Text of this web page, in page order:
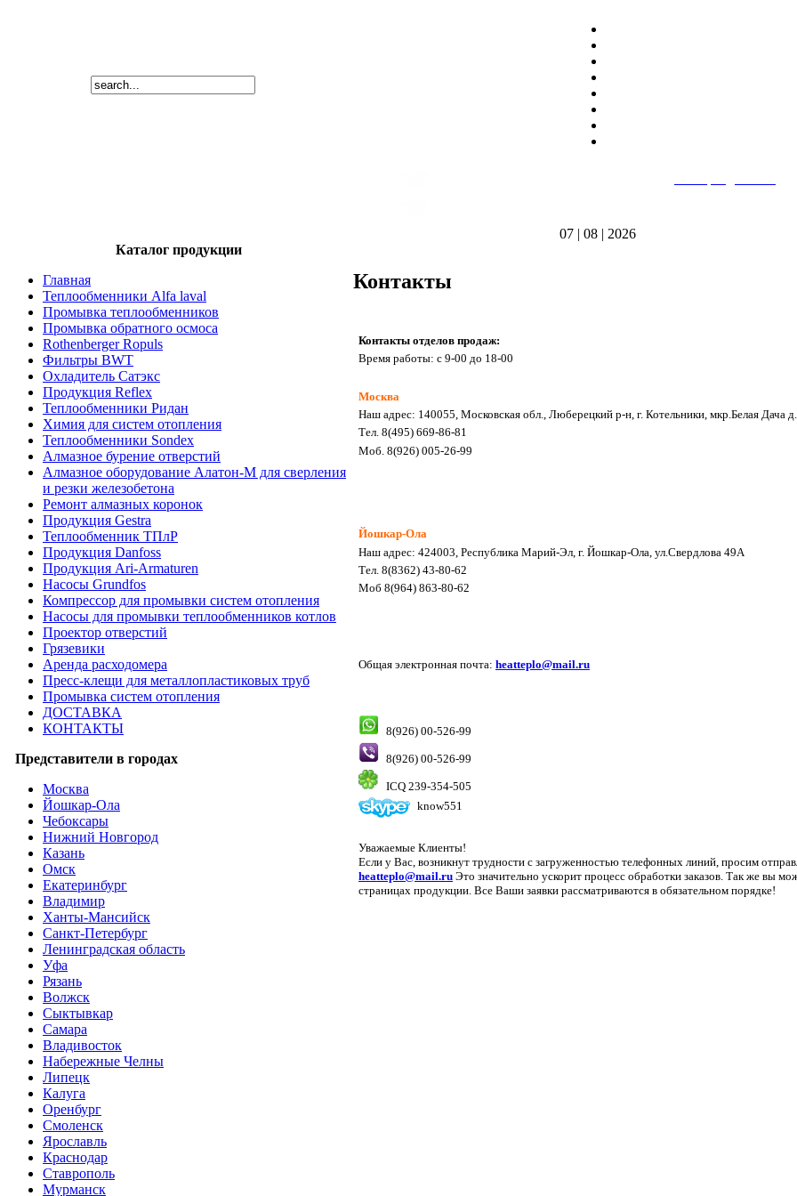
07 | 08 | 2026
Каталог продукции
Главная
Теплообменники Alfa laval
Промывка теплообменников
Промывка обратного осмоса
Rothenberger Ropuls
Фильтры BWT
Охладитель Сатэкс
Продукция Reflex
Теплообменники Ридан
Химия для систем отопления
Теплообменники Sondex
Алмазное бурение отверстий
Алмазное оборудование Алатон-М для сверления
и резки железобетона
Ремонт алмазных коронок
Продукция Gestra
Теплообменник ТПлР
Продукция Danfoss
Продукция Ari-Armaturen
Насосы Grundfos
Компрессор для промывки систем отопления
Насосы для промывки теплообменников котлов
Проектор отверстий
Грязевики
Аренда расходомера
Пресс-клещи для металлопластиковых труб
Промывка систем отопления
ДОСТАВКА
КОНТАКТЫ
Представители в городах
Москва
Йошкар-Ола
Чебоксары
Нижний Новгород
Казань
Омск
Екатеринбург
Владимир
Ханты-Мансийск
Санкт-Петербург
Ленинградская область
Уфа
Рязань
Волжск
Сыктывкар
Самара
Владивосток
Набережные Челны
Липецк
Калуга
Оренбург
Смоленск
Ярославль
Краснодар
Ставрополь
Мурманск
Контакты
Контакты отделов продаж:
Время работы: с 9-00 до 18-00
Москва
Наш адрес: 140055, Московская обл., Люберецкий р-н, г. Котельники, мкр.Белая Дача
Тел. 8(495) 669-86-81
Моб. 8(926) 005-26-99
Йошкар-Ола
Наш адрес: 424003, Республика Марий-Эл, г. Йошкар-Ола, ул.Свердлова 49А
Тел. 8(8362) 43-80-62
Моб 8(964) 863-80-62
Общая электронная почта: heatteplo@mail.ru
8(926) 00-526-99
8(926) 00-526-99
ICQ 239-354-505
know551
Уважаемые Клиенты!
Если у Вас, возникнут трудности с загруженностью телефонных линий, просим
heatteplo@mail.ru Это значительно ускорит процесс обработки заказов. Так же вы
страницах продукции. Все Ваши заявки рассматриваются в обязательном порядке!